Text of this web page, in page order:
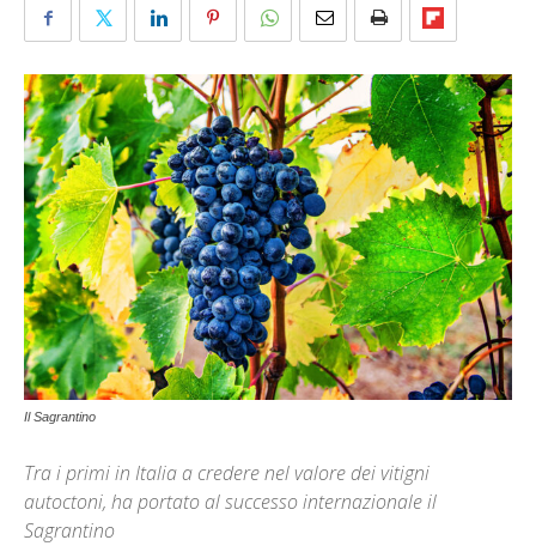
Il Sagrantino
Tra i primi in Italia a credere nel valore dei vitigni
autoctoni, ha portato al successo internazionale il
Sagrantino